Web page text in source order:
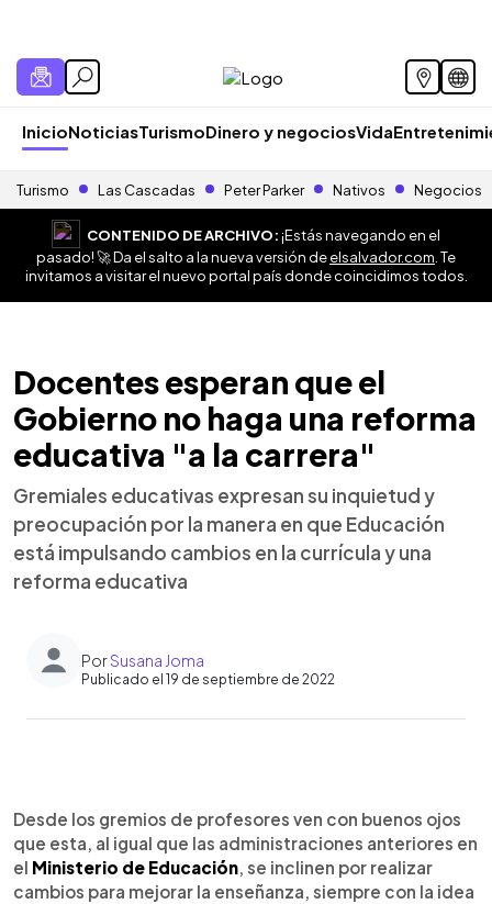
InicioNoticiasTurismoDinero y negociosVida
Turismo Las Cascadas Peter Parker Nativos Negocios
CONTENIDO DE ARCHIVO:¡Estás navegando en el
pasado! 🚀 Da el salto a la nueva versión deelsalvador.com . Te
invitamos a visitar el nuevo portal país donde coincidimos todos.
Docentes esperan que el
Gobierno no haga una reforma
educativa "a la carrera"
Gremiales educativas expresan su inquietud y
preocupación por la manera en que Educación
está impulsando cambios en la currícula y una
reforma educativa
PorSusana Joma
Publicado el 19 de septiembre de 2022
► Escuchar artículo
Desde los gremios de profesores ven con buenos ojos
que esta, al igual que las administraciones anteriores en
el Ministerio de Educación, se inclinen por realizar
cambios para mejorar la enseñanza, siempre con la idea